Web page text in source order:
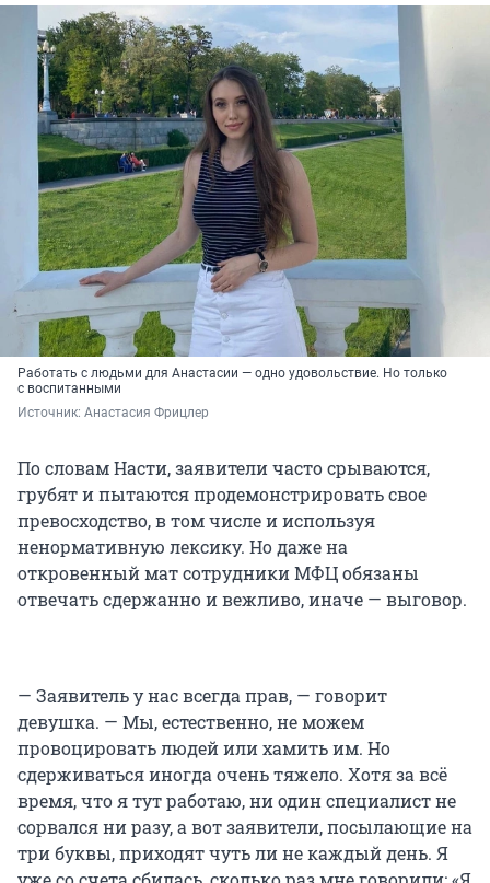
Работать с людьми для Анастасии — одно удовольствие. Но только
с воспитанными
Источник: Анастасия Фрицлер
По словам Насти, заявители часто срываются,
грубят и пытаются продемонстрировать свое
превосходство, в том числе и используя
ненормативную лексику. Но даже на
откровенный мат сотрудники МФЦ обязаны
отвечать сдержанно и вежливо, иначе — выговор.
— Заявитель у нас всегда прав, — говорит
девушка. — Мы, естественно, не можем
провоцировать людей или хамить им. Но
сдерживаться иногда очень тяжело. Хотя за всё
время, что я тут работаю, ни один специалист не
сорвался ни разу, а вот заявители, посылающие на
три буквы, приходят чуть ли не каждый день. Я